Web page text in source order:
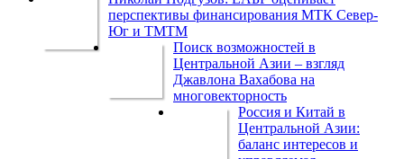
перспективы финансирования МТК Север-
Юг и ТМТМ
Поиск возможностей в
Центральной Азии – взгляд
Джавлона Вахабова на
многовекторность
Россия и Китай в
Центральной Азии:
баланс интересов и